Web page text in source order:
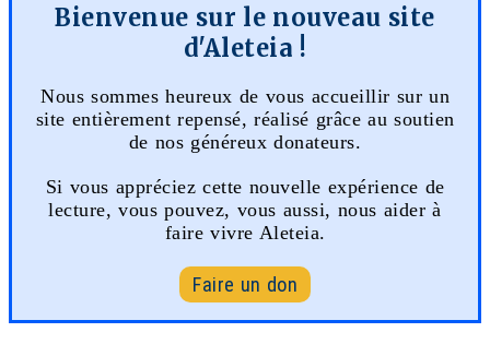
Bienvenue sur le nouveau site
d'Aleteia !
Nous sommes heureux de vous accueillir sur un
site entièrement repensé, réalisé grâce au soutien
de nos généreux donateurs.
Si vous appréciez cette nouvelle expérience de
lecture, vous pouvez, vous aussi, nous aider à
faire vivre Aleteia.
Faire un don